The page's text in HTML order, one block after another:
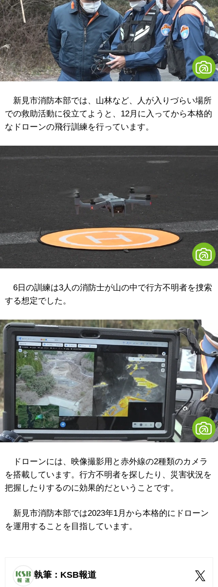
新見市消防本部では、山林など、人が入りづらい場所
での救助活動に役立てようと、12月に入ってから本格的
なドローンの飛行訓練を行っています。
6日の訓練は3人の消防士が山の中で行方不明者を捜索
する想定でした。
ドローンには、映像撮影用と赤外線の2種類のカメラ
を搭載しています。行方不明者を探したり、災害状況を
把握したりするのに効果的だということです。
新見市消防本部では2023年1月から本格的にドローン
を運用することを目指しています。
執筆：KSB報道